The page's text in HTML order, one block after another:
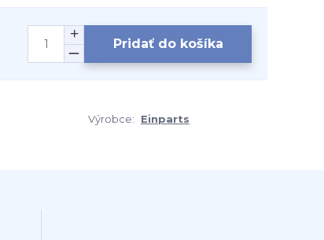
Pridať do košíka
Výrobce: Einparts